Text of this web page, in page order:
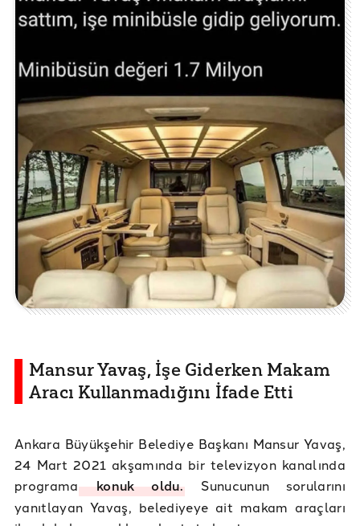
Mansur Yavaş, İşe Giderken Makam
Aracı Kullanmadığını İfade Etti
Ankara Büyükşehir Belediye Başkanı Mansur Yavaş,
24 Mart 2021 akşamında bir televizyon kanalında
programakonuk oldu.Sunucunun sorularını
yanıtlayan Yavaş, belediyeye ait makam araçları